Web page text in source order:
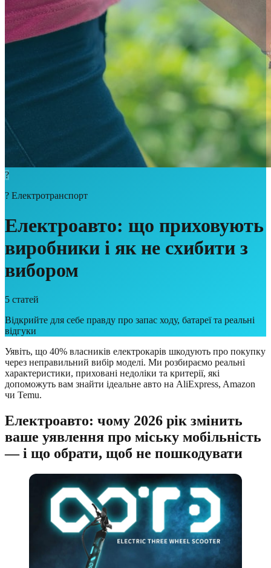
?
? Електротранспорт
Електроавто: що приховують
виробники і як не схибити з
вибором
5 статей
Відкрийте для себе правду про запас ходу, батареї та реальні
відгуки
Уявіть, що 40% власників електрокарів шкодують про покупку
через неправильний вибір моделі. Ми розбираємо реальні
характеристики, приховані недоліки та критерії, які
допоможуть вам знайти ідеальне авто на AliExpress, Amazon
чи Temu.
Електроавто: чому 2026 рік змінить
ваше уявлення про міську мобільність
— і що обрати, щоб не пошкодувати